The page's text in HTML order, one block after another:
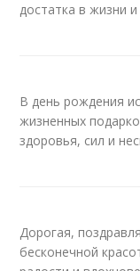
достатка в жизни
В день рождения
жизненных
здоровья, сил и
Дорогая,
бесконечной